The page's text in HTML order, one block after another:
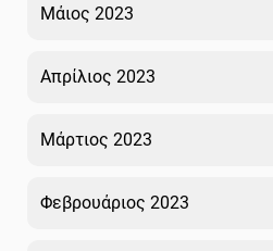
Μάιος 2023
Απρίλιος 2023
Μάρτιος 2023
Φεβρουάριος 2023